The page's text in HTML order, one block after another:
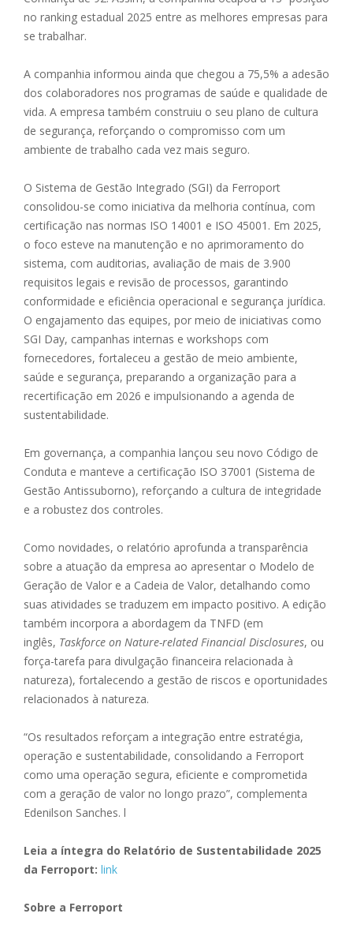
no ranking estadual 2025 entre as melhores empresas para
se trabalhar.
A companhia informou ainda que chegou a 75,5% a adesão
dos colaboradores nos programas de saúde e qualidade de
vida. A empresa também construiu o seu plano de cultura
de segurança, reforçando o compromisso com um
ambiente de trabalho cada vez mais seguro.
O Sistema de Gestão Integrado (SGI) da Ferroport
consolidou-se como iniciativa da melhoria contínua, com
certificação nas normas ISO 14001 e ISO 45001. Em 2025,
o foco esteve na manutenção e no aprimoramento do
sistema, com auditorias, avaliação de mais de 3.900
requisitos legais e revisão de processos, garantindo
conformidade e eficiência operacional e segurança jurídica.
O engajamento das equipes, por meio de iniciativas como
SGI Day, campanhas internas e workshops com
fornecedores, fortaleceu a gestão de meio ambiente,
saúde e segurança, preparando a organização para a
recertificação em 2026 e impulsionando a agenda de
sustentabilidade.
Em governança, a companhia lançou seu novo Código de
Conduta e manteve a certificação ISO 37001 (Sistema de
Gestão Antissuborno), reforçando a cultura de integridade
e a robustez dos controles.
Como novidades, o relatório aprofunda a transparência
sobre a atuação da empresa ao apresentar o Modelo de
Geração de Valor e a Cadeia de Valor, detalhando como
suas atividades se traduzem em impacto positivo. A edição
também incorpora a abordagem da TNFD (em
inglês, Taskforce on Nature-related Financial Disclosures, ou
força-tarefa para divulgação financeira relacionada à
natureza), fortalecendo a gestão de riscos e oportunidades
relacionados à natureza.
“Os resultados reforçam a integração entre estratégia,
operação e sustentabilidade, consolidando a Ferroport
como uma operação segura, eficiente e comprometida
com a geração de valor no longo prazo”, complementa
Edenilson Sanches. l
Leia a íntegra do Relatório de Sustentabilidade 2025
da Ferroport: link
Sobre a Ferroport